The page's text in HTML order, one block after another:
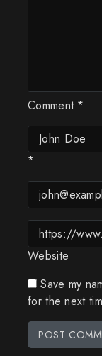
Comment *
*
Website
Save my
for the next